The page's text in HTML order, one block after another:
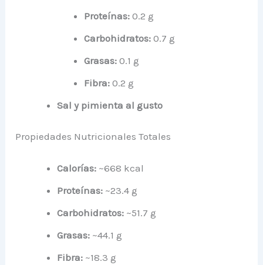
Proteínas:0.2 g
Carbohidratos:0.7 g
Grasas:0.1 g
Fibra:0.2 g
Sal y pimienta al gusto
Propiedades Nutricionales Totales
Calorías: ~668 kcal
Proteínas: ~23.4 g
Carbohidratos: ~51.7 g
Grasas: ~44.1 g
Fibra: ~18.3 g